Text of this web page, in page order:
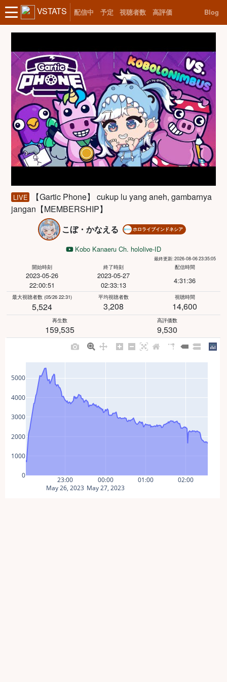
VSTATS 配信中 予定 視聴者数 高評価 Blog
LIVE
【Gartic Phone】 cukup lu yang aneh, gambarnya
jangan【MEMBERSHIP】
こぼ・かなえる
ホロライブインドネシア
Kobo Kanaeru Ch. hololive-ID
最終更新: 2026-08-06 23:35:05
開始時刻
2023-05-26
22:00:51
終了時刻
2023-05-27
02:33:13
配信時間
4:31:36
最大視聴者数 (05/26 22:31)
5,524
平均視聴者数
3,208
視聴時間
14,600
再生数
159,535
高評価数
9,530
23:00
May 26, 2023
00:00
May 27, 2023
01:00 02:00
0
1000
2000
3000
4000
5000